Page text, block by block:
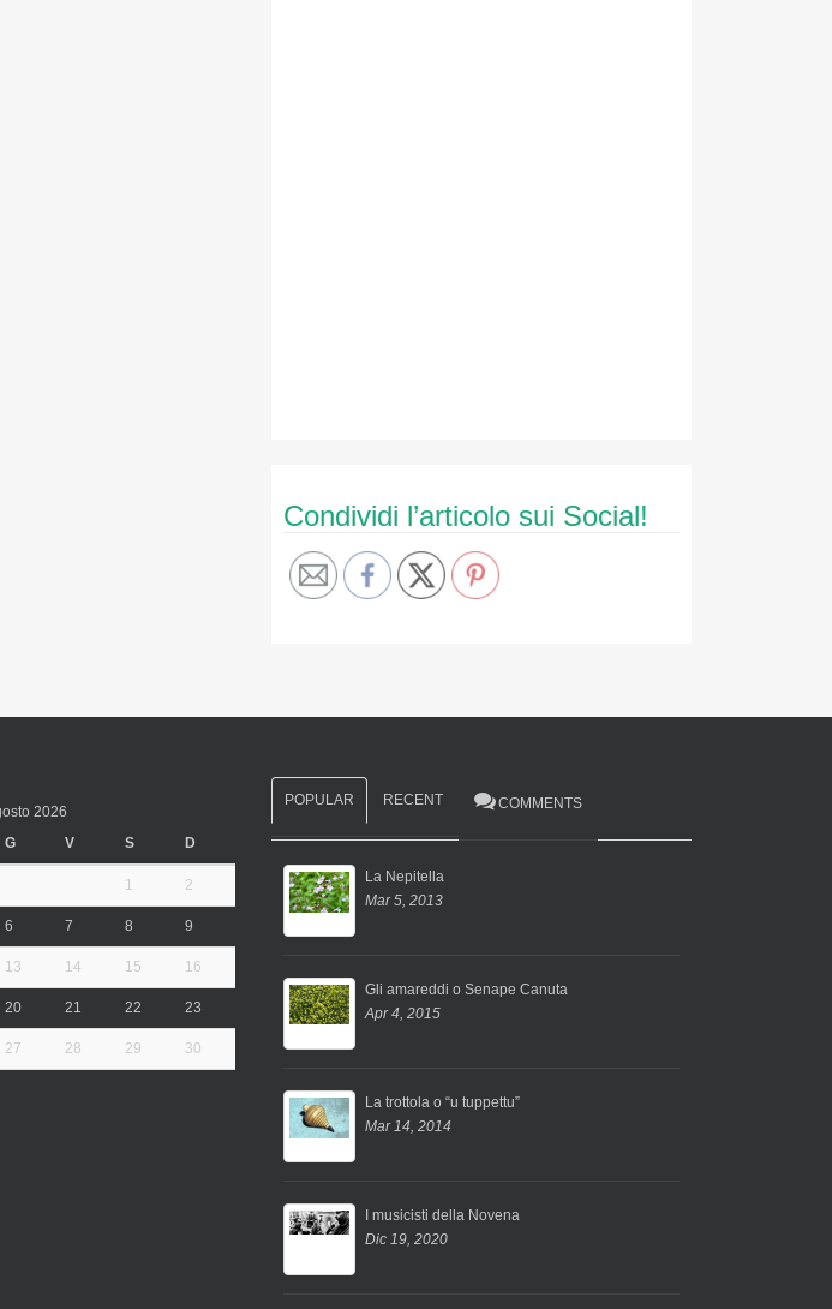
Condividi l’articolo sui Social!
2026
G V S D
1 2
6 7 8 9
13 14 15 16
20 21 22 23
27 28 29 30
POPULAR RECENT COMMENTS
La Nepitella
Mar 5, 2013
Gli amareddi o Senape Canuta
Apr 4, 2015
La trottola o “u tuppettu”
Mar 14, 2014
I musicisti della Novena
Dic 19, 2020